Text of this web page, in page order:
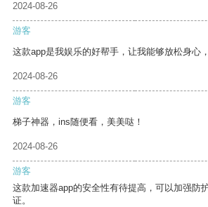
2024-08-26
游客
这款app是我娱乐的好帮手，让我能够放松身心
2024-08-26
游客
梯子神器，ins随便看，美美哒！
2024-08-26
游客
这款加速器app的安全性有待提高，可以加强防
证。